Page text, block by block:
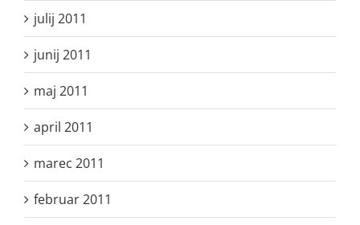
julij 2011
junij 2011
maj 2011
april 2011
marec 2011
februar 2011